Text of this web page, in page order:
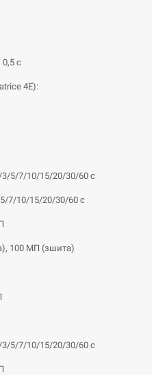
0,5 с
4E):
3/5/7/10/15/20/30/60 с
5/7/10/15/20/30/60 с
100 МП (зшита)
3/5/7/10/15/20/30/60 с